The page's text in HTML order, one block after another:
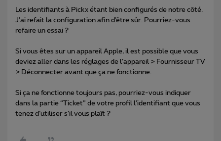
Les identifiants à Pickx étant bien configurés de notre côté.
J’ai refait la configuration afin d’être sûr. Pourriez-vous
refaire un essai ?
Si vous êtes sur un appareil Apple, il est possible que vous
deviez aller dans les réglages de l’appareil > Fournisseur TV
> Déconnecter avant que ça ne fonctionne.
Si ça ne fonctionne toujours pas, pourriez-vous indiquer
dans la partie “Ticket” de votre profil l’identifiant que vous
tenez d’utiliser s’il vous plaît ?